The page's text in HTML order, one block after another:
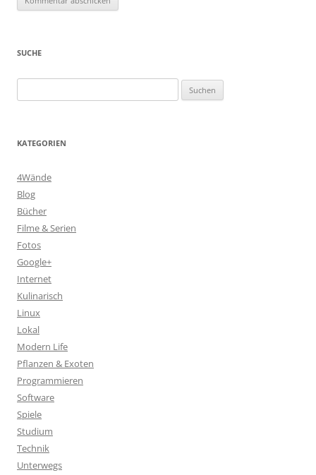
SUCHE
nach:
KATEGORIEN
4Wände
Blog
Bücher
Filme & Serien
Fotos
Google+
Internet
Kulinarisch
Linux
Lokal
Modern Life
Pflanzen & Exoten
Programmieren
Software
Spiele
Studium
Technik
Unterwegs